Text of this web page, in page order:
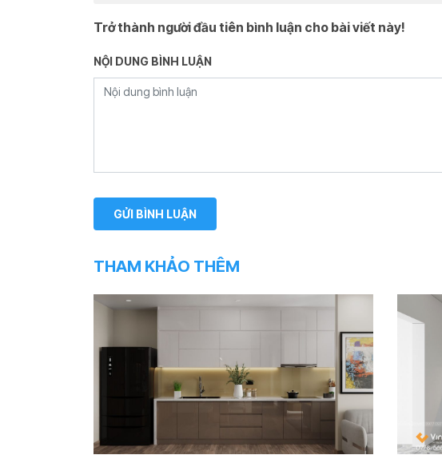
Trở thành người đầu tiên bình luận cho bài viết này!
NỘI DUNG BÌNH LUẬN
THAM KHẢO THÊM